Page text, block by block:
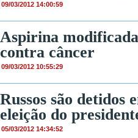
09/03/2012 14:00:59
Aspirina
contra câncer
09/03/2012 10:55:29
Russos são detidos
eleição do
05/03/2012 14:34:52